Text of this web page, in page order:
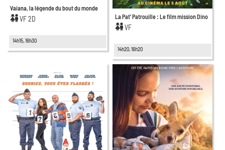
Vaiana, la légende du bout du monde
VF 2D
14h15, 16h30
La Pat’ Patrouille : Le film mission Dino
VF
14h20, 16h20